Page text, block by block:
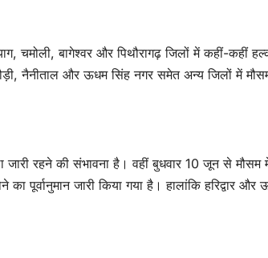
चमोली, बागेश्वर और पिथौरागढ़ जिलों में कहीं-कहीं
नैनीताल और ऊधम सिंह नगर समेत अन्य जिलों में
जारी रहने की संभावना है। वहीं बुधवार 10 जून से
पूर्वानुमान जारी किया गया है। हालांकि हरिद्वार